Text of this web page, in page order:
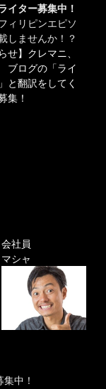
イター募集中！
ィリピンエピソ
しませんか！？
せ】クレマニ、
ブログの「ライ
と翻訳をしてく
集！
会社員
マシャ
中！